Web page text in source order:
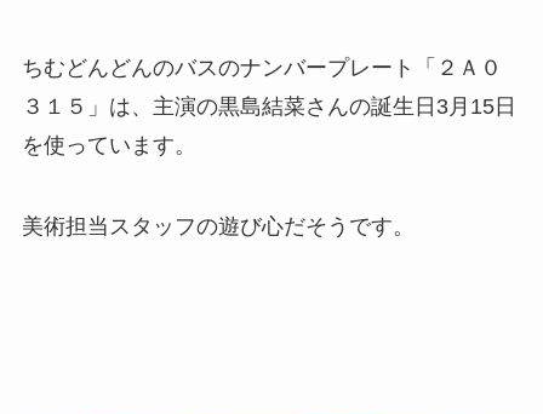
ちむどんどんのバスのナンバープレート「２Ａ０
３１５」は、主演の黒島結菜さんの誕生日3月15日
を使っています。
美術担当スタッフの遊び心だそうです。